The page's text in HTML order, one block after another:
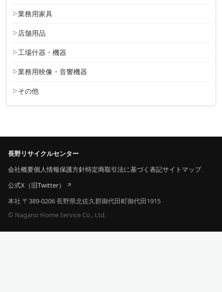
業務用家具
店舗用品
工場什器・機器
業務用映像・音響機器
その他
長野リサイクルセンター
会社概要個人情報保護方針特定商取引法に基づく表記サイトマップ
公式X（旧Twitter）
本社 〒389-0206 長野県北佐久郡御代田町御代田1915
© Nagano Home Service Co., Ltd.